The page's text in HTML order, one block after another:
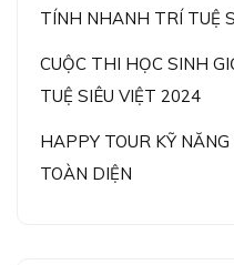
TÍNH NHANH TRÍ TUỆ
CUỘC THI HỌC SINH
TUỆ SIÊU VIỆT 2024
HAPPY TOUR KỸ
TOÀN DIỆN